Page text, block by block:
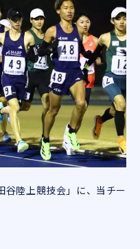
陸上競技会」に、当チー